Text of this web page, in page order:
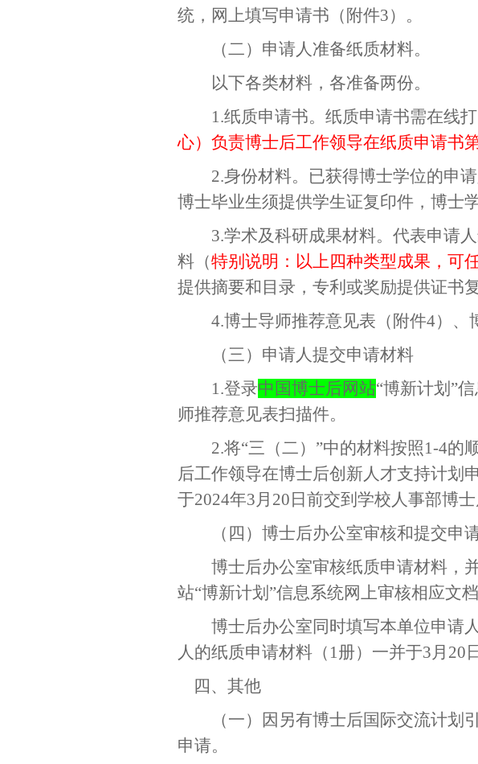
统，网上填写申请书（附件3）。
（二）申请人准备纸质材料。
以下各类材料，各准备两份。
1.纸质申请书。纸质申请书需在线
心）负责博士后工作领导在纸质申请书
2.身份材料。 已获得博士学位的申
博士毕业生须提供学生证复印件，博士
3.学术及科研成果材料。代表申请
料（特别说明：以上四种类型成果，可
提供摘要和目录，专利或奖励提供证书复
4.博士导师推荐意见表（附件4）、
（三）申请人提交申请材料
1.登录中国博士后网站“博新计划”
师推荐意见表扫描件。
2.将“三（二）”中的材料按照1-4的
后工作领导在博士后创新人才支持计划
于2024年3月 20 日前交到学校人事部博士
（四）博士后办公室审核和提交申
博士后办公室审核纸质申请材料，
站“博新计划”信息系统网上审核相应文
博士后办公室同时填写本单位申请
人的纸质申请材料（ 1册）一并于3月 20
四、其他
（一）因另有博士后国际交流计
申请。